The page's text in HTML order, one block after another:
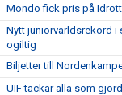
Mondo fick pris på
Nytt juniorvärldsrekord i
ogiltig
Biljetter till
UIF tackar alla som